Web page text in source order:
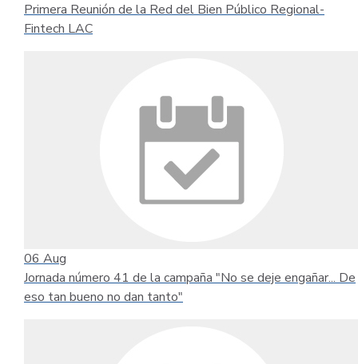
Primera Reunión de la Red del Bien Público Regional-
Fintech LAC
06 Aug
Jornada número 41 de la campaña "No se deje engañar... De
eso tan bueno no dan tanto"